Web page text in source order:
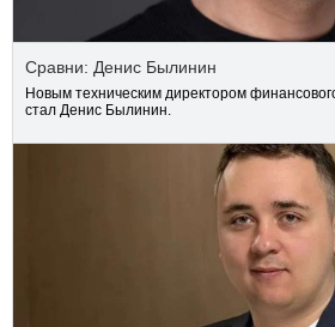
Сравни: Денис Былинин
Новым техническим директором
стал Денис Былинин.